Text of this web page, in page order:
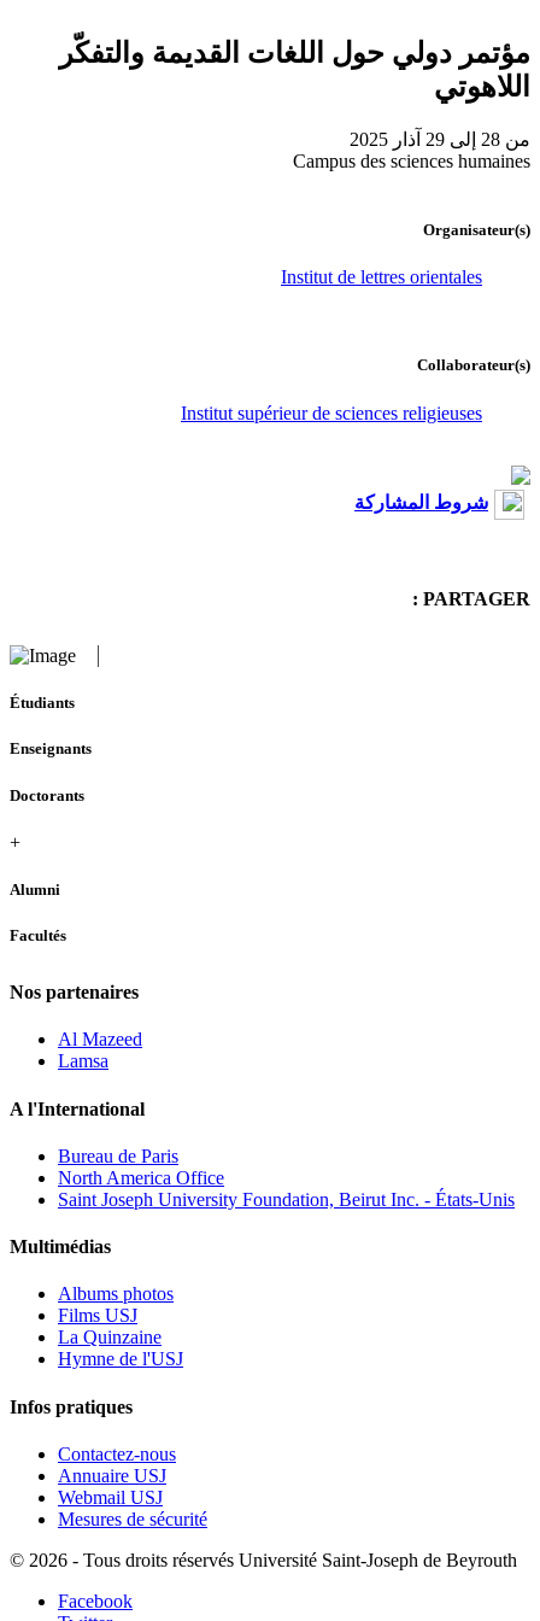
مؤتمر دولي حول اللغات القديمة والتفكّر
اللاهوتي
من 28 إلى 29 آذار 2025
Campus des sciences humaines
Organisateur(s)
Institut de lettres orientales
Collaborateur(s)
Institut supérieur de sciences religieuses
شروط المشاركة
PARTAGER :
Étudiants
Enseignants
Doctorants
+
Alumni
Facultés
Nos partenaires
Al Mazeed
Lamsa
A l'International
Bureau de Paris
North America Office
Saint Joseph University Foundation, Beirut Inc. - États-Unis
Multimédias
Albums photos
Films USJ
La Quinzaine
Hymne de l'USJ
Infos pratiques
Contactez-nous
Annuaire USJ
Webmail USJ
Mesures de sécurité
© 2026 - Tous droits réservés Université Saint-Joseph de Beyrouth
Facebook